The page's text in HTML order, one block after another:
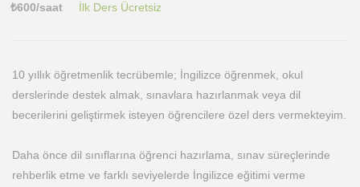
₺600/saat İlk Ders Ücretsiz
10 yıllık öğretmenlik tecrübemle; İngilizce öğrenmek, okul
derslerinde destek almak, sınavlara hazırlanmak veya dil
becerilerini geliştirmek isteyen öğrencilere özel ders vermekteyim.
Daha önce dil sınıflarına öğrenci hazırlama, sınav süreçlerinde
rehberlik etme ve farklı seviyelerde İngilizce eğitimi verme